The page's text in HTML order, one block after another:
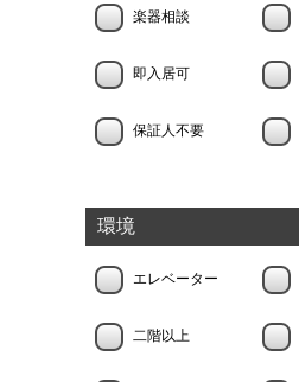
楽器相談
即入居可
保証人不要
環境
エレベーター
二階以上